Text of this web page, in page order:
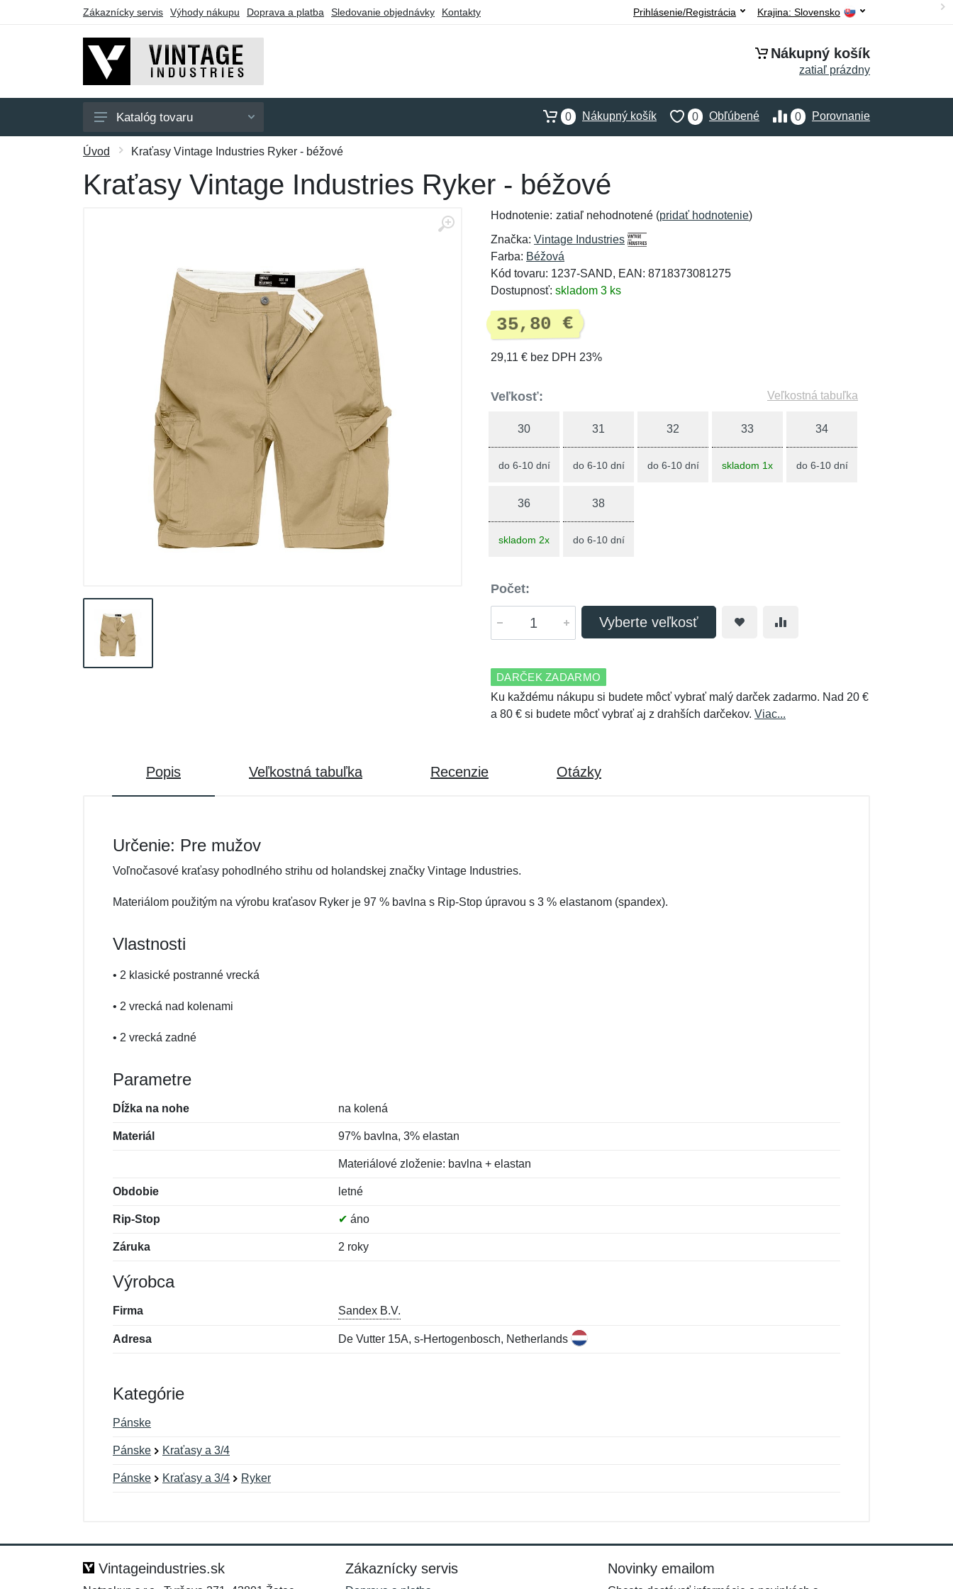
Zákaznícky servis Výhody nákupu Doprava a platba Sledovanie objednávky Kontakty Krajina: Slovensko
Prihlásenie/Registrácia
Nákupný košík
zatiaľ prázdny
Pánske
Dámske
Katalóg tovaru 0 Porovnanie
0 Obľúbené
0 Nákupný košík
Úvod Kraťasy Vintage Industries Ryker - béžové
Kraťasy Vintage Industries Ryker - béžové
Hodnotenie: zatiaľ nehodnotené (pridať hodnotenie)
Značka: Vintage Industries
Farba: Béžová
Kód tovaru: 1237-SAND, EAN: 8718373081275
Dostupnosť: skladom 3 ks
35,80 €
29,11 € bez DPH 23%
Veľkosť: Veľkostná tabuľka
30
do 6-10 dní
31
do 6-10 dní
32
do 6-10 dní
33
skladom 1x
34
do 6-10 dní
36
skladom 2x
38
do 6-10 dní
Počet:
Vyberte veľkosť
DARČEK ZADARMO
Ku každému nákupu si budete môcť vybrať malý darček zadarmo. Nad 20 €
a 80 € si budete môcť vybrať aj z drahších darčekov. Viac...
Popis Veľkostná tabuľka Recenzie Otázky
Určenie: Pre mužov
Voľnočasové kraťasy pohodlného strihu od holandskej značky Vintage Industries.
Materiálom použitým na výrobu kraťasov Ryker je 97 % bavlna s Rip-Stop úpravou s 3 % elastanom (spandex).
Vlastnosti
• 2 klasické postranné vrecká
• 2 vrecká nad kolenami
• 2 vrecká zadné
Parametre
Dĺžka na nohe na kolená
Materiál 97% bavlna, 3% elastan
Materiálové zloženie: bavlna + elastan
Obdobie letné
Rip-Stop ✔ áno
Záruka 2 roky
Výrobca
Firma Sandex B.V.
Adresa De Vutter 15A, s-Hertogenbosch, Netherlands
Kategórie
Pánske
Pánske Kraťasy a 3/4
Pánske Kraťasy a 3/4 Ryker
Vintageindustries.sk Zákaznícky servis Novinky emailom